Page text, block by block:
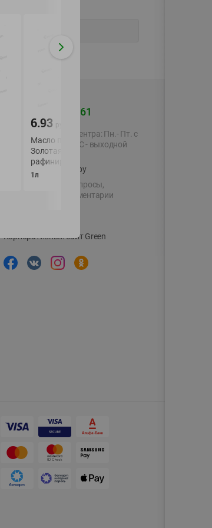
+375 44 560-60-61
Время работы Call-центра: Пн.- Пт. с
09.00 до 17.00, СБ, ВС - выходной
shop@green-market.by
Пишите нам свои вопросы,
предложения и комментарии
Корпоративный сайт Green
6.93 руб./
Масло подсолнечное
Золотая семечка
рафинир. дезодорир.
1л